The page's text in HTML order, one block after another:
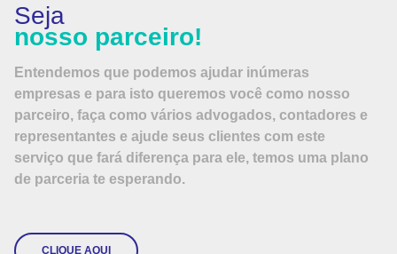
Seja
nosso parceiro!
Entendemos que podemos ajudar inúmeras
empresas e para isto queremos você como nosso
parceiro, faça como vários advogados, contadores e
representantes e ajude seus clientes com este
serviço que fará diferença para ele, temos uma plano
de parceria te esperando.
CLIQUE AQUI